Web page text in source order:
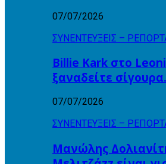
07/07/2026
ΣΥΝΕΝΤΕΥΞΕΙΣ –
Billie Kark στο
ξαναδείτε
07/07/2026
ΣΥΝΕΝΤΕΥΞΕΙΣ –
Μανώλης